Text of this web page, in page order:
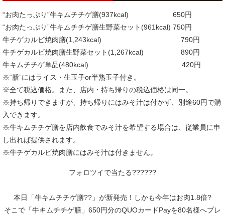
“お肉たっぷり”牛キムチチゲ膳(937kcal) 650円
“お肉たっぷり”牛キムチチゲ膳生野菜セット(961kcal) 750円
牛チゲカルビ焼肉膳(1,243kcal) 790円
牛チゲカルビ焼肉膳生野菜セット(1,267kcal) 890円
牛キムチチゲ単品(480kcal) 420円
※“膳”にはライス・生玉子or半熟玉子付き。
※全て税込価格。また、店内・持ち帰りの税込価格は同一。
※持ち帰りできますが、持ち帰りにはみそ汁は付かず、別途60円で購
入できます。
※牛キムチチゲ膳を店内飲食でみそ汁を希望する場合は、従業員に申
し出れば提供されます。
※牛チゲカルビ焼肉膳にはみそ汁は付きません。
フォロツイで当たる??????
本日「牛キムチチゲ膳??」が新発売！しかも今年はお肉1.8倍?
そこで「牛キムチチゲ膳」650円分のQUOカードPayを80名様へプレ